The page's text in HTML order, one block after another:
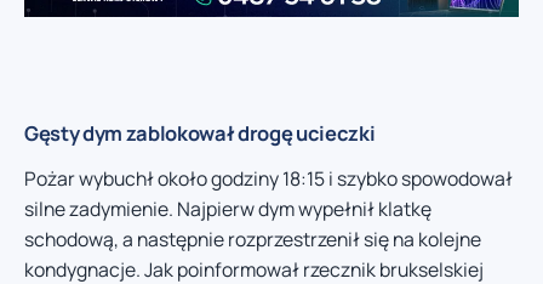
Gęsty dym zablokował drogę ucieczki
Pożar wybuchł około godziny 18:15 i szybko spowodował
silne zadymienie. Najpierw dym wypełnił klatkę
schodową, a następnie rozprzestrzenił się na kolejne
kondygnacje. Jak poinformował rzecznik brukselskiej